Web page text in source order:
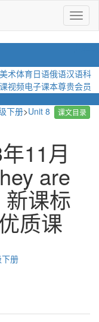
菜
单
美术体育日语俄语汉语科
视频电子课本尊贵会员
课文目录
下册>Unit 8
11月
are
课标
质课
册